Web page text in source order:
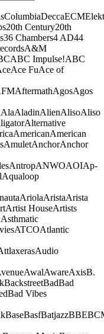
ColumbiaDeccaECM
20th Century20th
36 Chambers4 AD44
A&M
ABC Impulse!ABC
Ace FuAce of
AftermathAgosAgos
AlaAladinAlienAlisoAliso
Alternative
AmericanAmerican
AmuletAnchorAnchor
AntropANWOAOIAp-
Aqualoop
AriolaAristaArista
Artist HouseArtists
Asthmatic
ATCOAtlantic
Audio
AwalAwareAxisB.
BackstreetBadBad
Bad Vibes
BaseBasfBatjazzBBE